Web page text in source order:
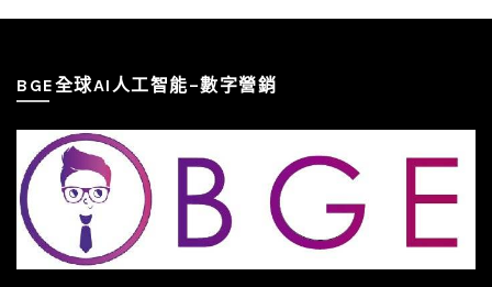
BGE全球AI人工智能–數字營銷